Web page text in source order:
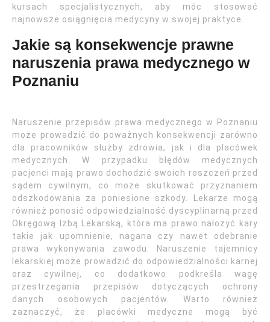
kursach specjalistycznych, aby móc stosować
najnowsze osiągnięcia medycyny w swojej praktyce.
Jakie są konsekwencje prawne
naruszenia prawa medycznego w
Poznaniu
Naruszenie przepisów prawa medycznego w Poznaniu
może prowadzić do poważnych konsekwencji zarówno
dla pracowników służby zdrowia, jak i dla placówek
medycznych. W przypadku błędów medycznych
pacjenci mają prawo dochodzić swoich roszczeń przed
sądem cywilnym, co może skutkować przyznaniem
odszkodowania za poniesione szkody. Lekarze mogą
również ponosić odpowiedzialność dyscyplinarną przed
Okręgową Izbą Lekarską, która ma prawo nałożyć kary
takie jak upomnienie, nagana czy nawet odebranie
prawa wykonywania zawodu. Naruszenie tajemnicy
lekarskiej może prowadzić do odpowiedzialności karnej
oraz cywilnej, co dodatkowo podkreśla wagę
przestrzegania przepisów dotyczących ochrony
danych osobowych pacjentów. Warto również
zaznaczyć, że placówki medyczne mogą być